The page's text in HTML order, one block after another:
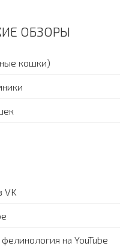
ОБЗОРЫ
кошки)
VK
на YouTube